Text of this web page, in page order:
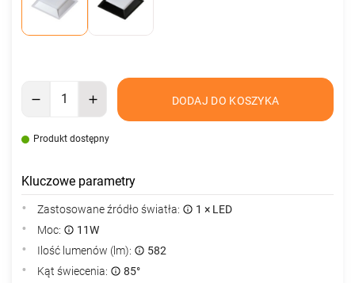
DODAJ DO KOSZYKA
Produkt dostępny
Kluczowe parametry
Zastosowane źródło światła:
1 × LED
Moc:
11W
Ilość lumenów (lm):
582
Kąt świecenia:
85°